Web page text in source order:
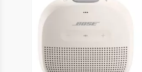
Vista Previa